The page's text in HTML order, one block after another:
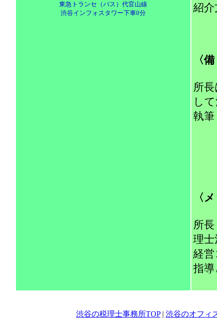
東急トランセ（バス）代官山線
渋谷インフォスタワー下車0分
紹
〈
所
し
執
〈
所
理
経
指
渋谷の税理士事務所TOP| 渋谷のオフィ